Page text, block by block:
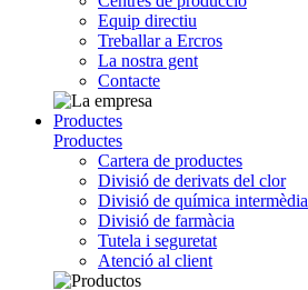
Equip directiu
Treballar a Ercros
La nostra gent
Contacte
Productes
Productes
Cartera de productes
Divisió de derivats del clor
Divisió de química intermèdia
Divisió de farmàcia
Tutela i seguretat
Atenció al client